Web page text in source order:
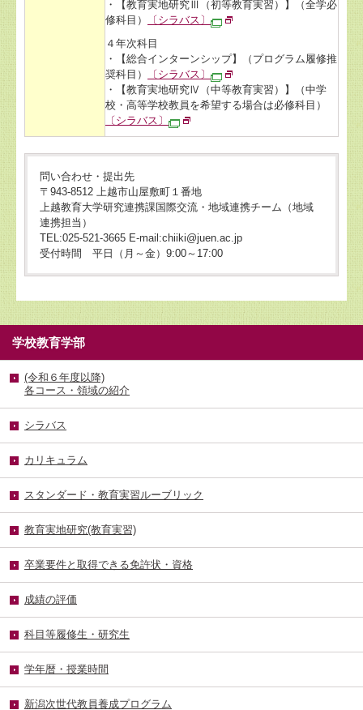
・【教育実地研究Ⅲ（初等教育実習）】（全学必
修科目）
〔シラバス〕
４年次科目
・【総合インターンシップ】（プログラム履修推
奨科目）
〔シラバス〕
・【教育実地研究Ⅳ（中等教育実習）】（中学
校・高等学校教員を希望する場合は必修科目）
〔シラバス〕
問い合わせ・提出先
〒943-8512 上越市山屋敷町１番地
上越教育大学研究連携課国際交流・地域連携チーム（地域
連携担当）
TEL:025-521-3665 E-mail:chiiki@juen.ac.jp
受付時間 平日（月～金）9:00～17:00
学校教育学部
(令和６年度以降)
各コース・領域の紹介
シラバス
カリキュラム
スタンダード・教育実習ルーブリック
教育実地研究(教育実習)
卒業要件と取得できる免許状・資格
成績の評価
科目等履修生・研究生
学年暦・授業時間
新潟次世代教員養成プログラム